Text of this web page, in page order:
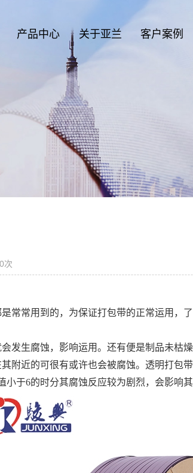
产品中心 关于亚兰 客户案例
次
常常用到的，为保证打包带的正常运用，
生腐蚀，影响运用。还有便是制品未枯
附近的可很有或许也会被腐蚀。透明打包
小于6的时分其腐蚀反应较为剧烈，会影响其